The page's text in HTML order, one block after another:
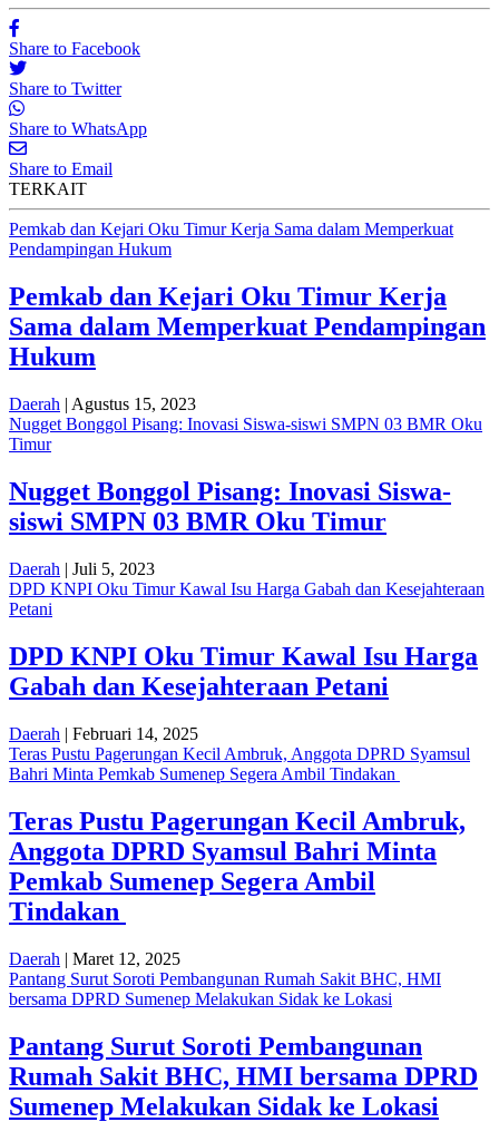
Share to Facebook
Share to Twitter
Share to WhatsApp
Share to Email
TERKAIT
Pemkab dan Kejari Oku Timur Kerja Sama dalam Memperkuat
Pendampingan Hukum
Pemkab dan Kejari Oku Timur Kerja
Sama dalam Memperkuat Pendampingan
Hukum
Daerah | Agustus 15, 2023
Nugget Bonggol Pisang: Inovasi Siswa-siswi SMPN 03 BMR Oku
Timur
Nugget Bonggol Pisang: Inovasi Siswa-
siswi SMPN 03 BMR Oku Timur
Daerah | Juli 5, 2023
DPD KNPI Oku Timur Kawal Isu Harga Gabah dan Kesejahteraan
Petani
DPD KNPI Oku Timur Kawal Isu Harga
Gabah dan Kesejahteraan Petani
Daerah | Februari 14, 2025
Teras Pustu Pagerungan Kecil Ambruk, Anggota DPRD Syamsul
Bahri Minta Pemkab Sumenep Segera Ambil Tindakan
Teras Pustu Pagerungan Kecil Ambruk,
Anggota DPRD Syamsul Bahri Minta
Pemkab Sumenep Segera Ambil
Tindakan
Daerah | Maret 12, 2025
Pantang Surut Soroti Pembangunan Rumah Sakit BHC, HMI
bersama DPRD Sumenep Melakukan Sidak ke Lokasi
Pantang Surut Soroti Pembangunan
Rumah Sakit BHC, HMI bersama DPRD
Sumenep Melakukan Sidak ke Lokasi